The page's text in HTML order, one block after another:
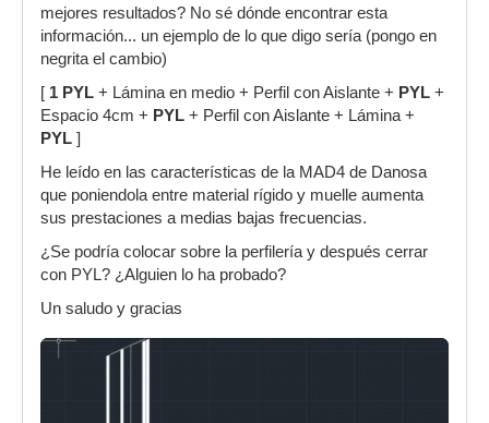
mejores resultados? No sé dónde encontrar esta
información... un ejemplo de lo que digo sería (pongo en
negrita el cambio)
[ 1 PYL + Lámina en medio + Perfil con Aislante + PYL +
Espacio 4cm + PYL + Perfil con Aislante + Lámina +
PYL ]
He leído en las características de la MAD4 de Danosa
que poniendola entre material rígido y muelle aumenta
sus prestaciones a medias bajas frecuencias.
¿Se podría colocar sobre la perfilería y después cerrar
con PYL? ¿Alguien lo ha probado?
Un saludo y gracias